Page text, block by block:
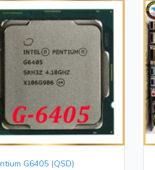
G6405 (QSD)